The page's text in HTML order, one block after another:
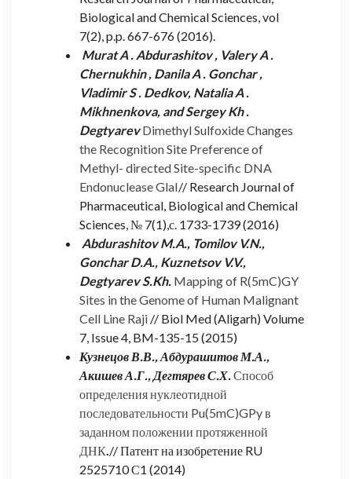
Biological and Chemical Sciences, vol
7(2), p.p. 667-676 (2016).
Murat A . Abdurashitov , Valery A .
Chernukhin , Danila A . Gonchar ,
Vladimir S . Dedkov, Natalia A .
Mikhnenkova, and Sergey Kh .
Degtyarev Dimethyl Sulfoxide Changes
the Recognition Site Preference of
Methyl- directed Site-specific DNA
Endonuclease GlaI// Research Journal of
Pharmaceutical, Biological and Chemical
Sciences, № 7(1),с. 1733-1739 (2016)
Abdurashitov M.A., Tomilov V.N.,
Gonchar D.A., Kuznetsov V.V.,
Degtyarev S.Kh. Mapping of R(5mC)GY
Sites in the Genome of Human Malignant
Cell Line Raji // Biol Med (Aligarh) Volume
7, Issue 4, BM-135-15 (2015)
Кузнецов В.В., Абдурашитов М.А.,
Акишев А.Г., Дегтярев С.Х. Способ
определения нуклеотидной
последовательности Pu(5mC)GPy в
заданном положении протяженной
ДНК // Патент на изобретение RU
2525710 С1 (2014)